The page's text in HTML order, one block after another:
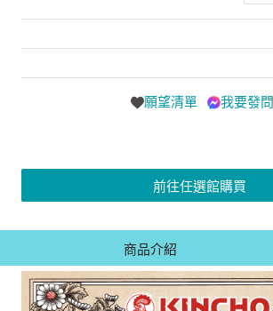
願望清單 我要發問
前往任選館購買
商品介紹